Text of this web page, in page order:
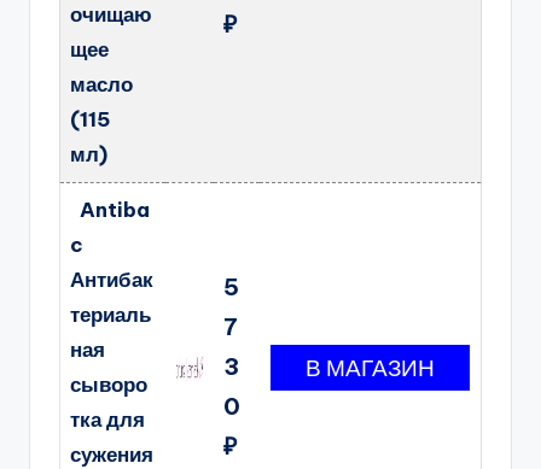
очищаю
щее
масло
(115
мл)
₽
Antiba
c
Антибак
териаль
ная
сыворо
тка для
сужения
5
7
3
0
₽